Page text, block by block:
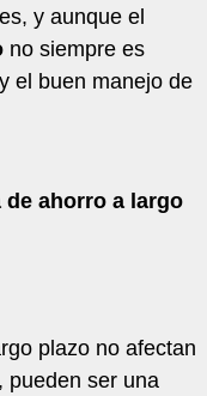
y aunque el
no siempre es
el buen manejo de
ahorro a largo
plazo no afectan
pueden ser una